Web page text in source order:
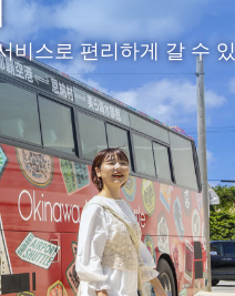
비스로 편리하게 갈 수 있